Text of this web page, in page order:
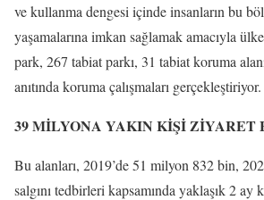
ve kullanma dengesi içinde insanların bu
yaşamalarına imkan sağlamak amacıyla
park, 267 tabiat parkı, 31 tabiat koruma
anıtında koruma çalışmaları gerçekleştiriyor.
39 MİLYONA YAKIN KİŞİ ZİYARET
Bu alanları, 2019’de 51 milyon 832 bin,
salgını tedbirleri kapsamında yaklaşık 2 ay